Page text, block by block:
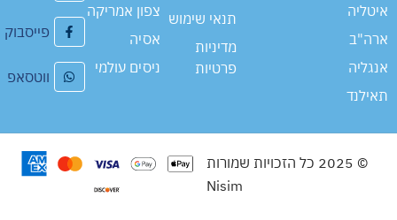
איטליה
ארה"ב
אנגליה
תאילנד
תנאי שימוש
מדיניות
פרטיות
צפון אמריקה
אסיה
ניסים עולמי
פייסבוק
ווטסאפ
© 2025 כל הזכויות שמורות
Nisim